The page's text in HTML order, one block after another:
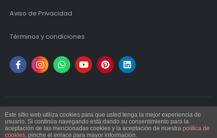
Aviso de Privacidad
Términos y condiciones
© Maderas y Plásticos S.A. de C.V. | MYPSA 2024. Todos los derechos
reservados.
Este sitio web utiliza cookies para que usted tenga la mejor experiencia de
usuario. Si continúa navegando está dando su consentimiento para la
aceptación de las mencionadas cookies y la aceptación de nuestra política de
cookies, pinche el enlace para mayor información.